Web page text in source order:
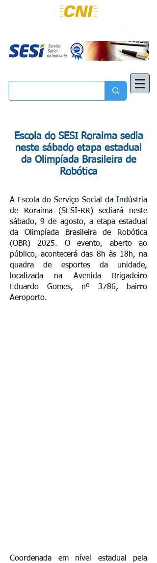
Escola do SESI Roraima sedia
neste sábado etapa estadual
da Olimpíada Brasileira de
Robótica
A Escola do Serviço Social da Indústria
de Roraima (SESI-RR) sediará neste
sábado, 9 de agosto, a etapa estadual
da Olimpíada Brasileira de Robótica
(OBR) 2025. O evento, aberto ao
público, acontecerá das 8h às 18h, na
quadra de esportes da unidade,
localizada na Avenida Brigadeiro
Eduardo Gomes, nº 3786, bairro
Aeroporto.
Coordenada em nível estadual pela